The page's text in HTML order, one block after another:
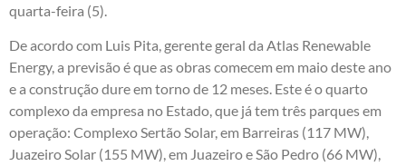
quarta-feira (5).
De acordo com Luis Pita, gerente geral da Atlas Renewable
Energy, a previsão é que as obras comecem em maio deste ano
e a construção dure em torno de 12 meses. Este é o quarto
complexo da empresa no Estado, que já tem três parques em
operação: Complexo Sertão Solar, em Barreiras (117 MW),
Juazeiro Solar (155 MW), em Juazeiro e São Pedro (66 MW),